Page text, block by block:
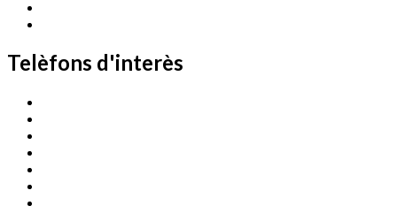
Telèfons d'interès